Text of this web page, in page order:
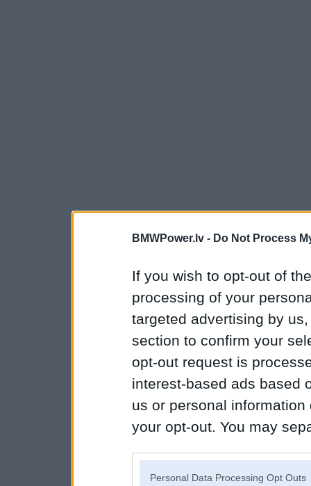
BMWPower.lv - Do Not Process
If you wish to opt-out of
processing of your
targeted advertising by
section to confirm your
opt-out request is
interest-based ads based
us or personal
your opt-out. You may
Personal Data Processing Opt Outs